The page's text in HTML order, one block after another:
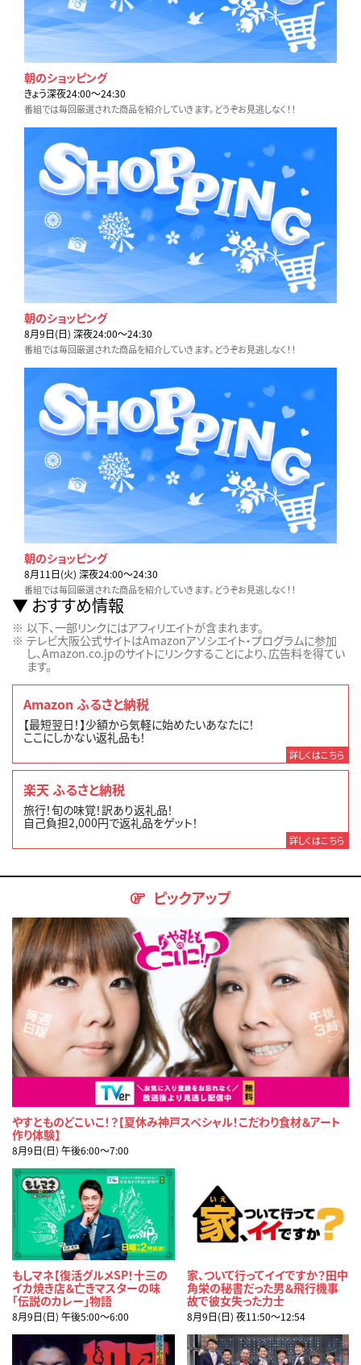
朝のショッピング
きょう深夜24:00〜24:30
番組では毎回厳選された商品を紹介していきます。どうぞお見逃しなく！！
朝のショッピング
8月9日(日) 深夜24:00〜24:30
番組では毎回厳選された商品を紹介していきます。どうぞお見逃しなく！！
朝のショッピング
8月11日(火) 深夜24:00〜24:30
番組では毎回厳選された商品を紹介していきます。どうぞお見逃しなく！！
おすすめ情報
以下、一部リンクにはアフィリエイトが含まれます。
テレビ大阪公式サイトはAmazonアソシエイト・プログラムに参加
し、Amazon.co.jpのサイトにリンクすることにより、広告料を得てい
ます。
Amazon ふるさと納税
【最短翌日！】少額から気軽に始めたいあなたに！
ここにしかない返礼品も！
詳しくはこちら
楽天 ふるさと納税
旅行！旬の味覚！訳あり返礼品！
自己負担2,000円で返礼品をゲット！
詳しくはこちら
ピックアップ
やすとものどこいこ！？【夏休み神戸スペシャル！こだわり食材＆アート
作り体験】
8月9日(日) 午後6:00〜7:00
もしマネ【復活グルメSP！十三の
イカ焼き店＆亡きマスターの味
「伝説のカレー」物語
8月9日(日) 午後5:00〜6:00
家、ついて行ってイイですか？田中
角栄の秘書だった男＆飛行機事
故で彼女失った力士
8月9日(日) 夜11:50〜12:54